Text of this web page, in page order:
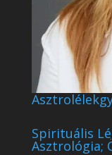
Spirituális
Asztrológia;